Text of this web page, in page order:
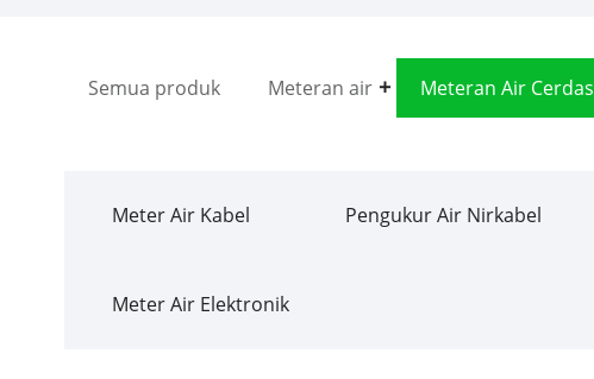
Semua produk Meteran air Meteran Air Cerdas
Meter Air Kabel Pengukur Air Nirkabel
Meter Air Elektronik